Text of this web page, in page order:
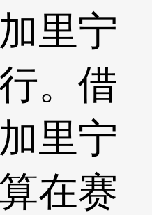
里宁
。借
里宁
在赛